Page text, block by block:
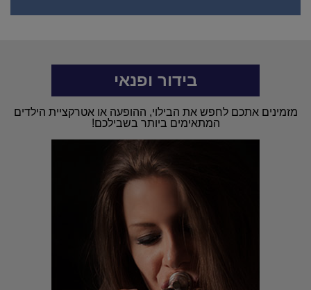
בידור ופנאי
מזמינים אתכם לחפש את הבילוי, ההופעה או אטרקציית הילדים
המתאימים ביותר בשבילכם!